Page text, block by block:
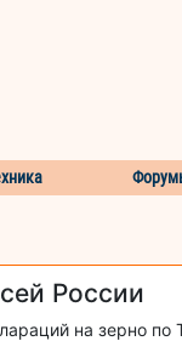
России
на зерно по